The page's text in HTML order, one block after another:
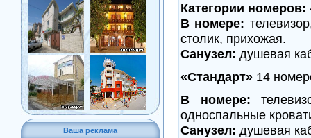
Ваша реклама
Категории номеров:
В номере:
столик, прихожая.
Санузел: душевая
«Стандарт» 14
В номере:
односпальные
Санузел: душевая